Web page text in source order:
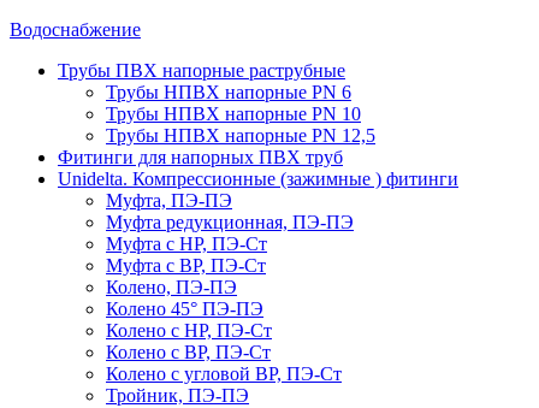
Водоснабжение
Трубы ПВХ напорные раструбные
Трубы НПВХ напорные PN 6
Трубы НПВХ напорные PN 10
Трубы НПВХ напорные PN 12,5
Фитинги для напорных ПВХ труб
Unidelta. Компрессионные (зажимные ) фитинги
Муфта, ПЭ-ПЭ
Муфта редукционная, ПЭ-ПЭ
Муфта с НР, ПЭ-Ст
Муфта с ВР, ПЭ-Ст
Колено, ПЭ-ПЭ
Колено 45° ПЭ-ПЭ
Колено с НР, ПЭ-Ст
Колено с ВР, ПЭ-Ст
Колено с угловой ВР, ПЭ-Ст
Тройник, ПЭ-ПЭ